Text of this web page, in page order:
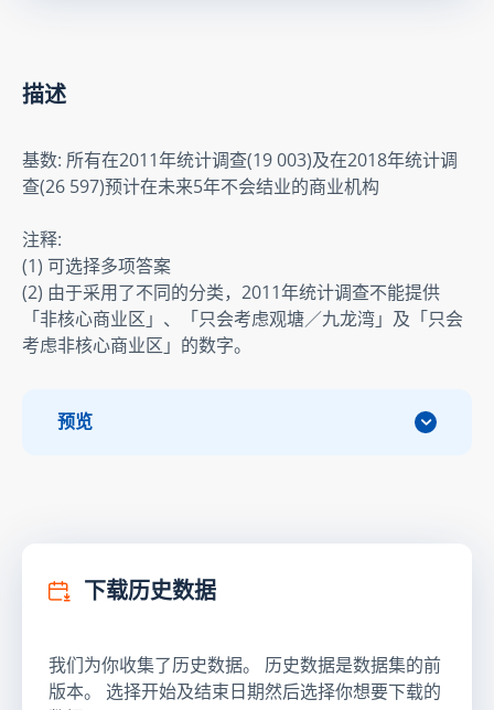
描述
基数: 所有在2011年统计调查(19 003)及在2018年统计调
查(26 597)预计在未来5年不会结业的商业机构
注释:
(1) 可选择多项答案
(2) 由于采用了不同的分类，2011年统计调查不能提供
「非核心商业区」、「只会考虑观塘／九龙湾」及「只会
考虑非核心商业区」的数字。
预览
下载历史数据
我们为你收集了历史数据。 历史数据是数据集的前
版本。 选择开始及结束日期然后选择你想要下载的